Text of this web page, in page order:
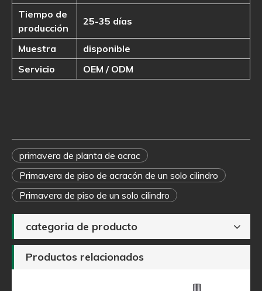
Tiempo de
producción
25-35 días
Muestra
disponible
Servicio
OEM / ODM
primavera de planta de acrac
Primavera de piso de acracón de un solo cilindro
Primavera de piso de un solo cilindro
categoria de producto
Productos relacionados